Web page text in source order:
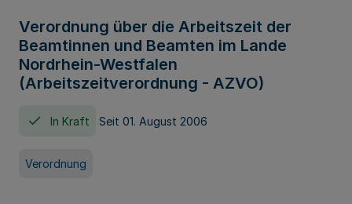
Verordnung über die Arbeitszeit der
Beamtinnen und Beamten im Lande
Nordrhein-Westfalen
(Arbeitszeitverordnung - AZVO)
In Kraft Seit 01. August 2006
Verordnung